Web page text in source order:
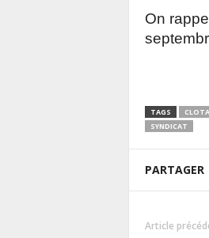
On
TAGS
SYNDICAT
PARTAGER
Article